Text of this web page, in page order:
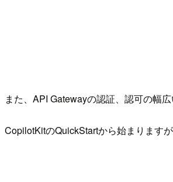
また、API Gatewayの認証、認可の幅
CopilotKitのQuickStartから始まります